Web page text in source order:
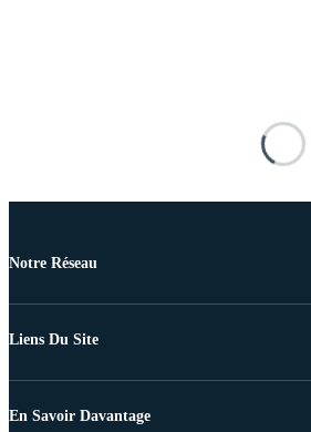
Notre Réseau
Liens Du Site
En Savoir Davantage